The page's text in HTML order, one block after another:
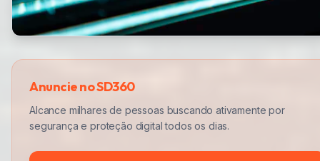
Anuncie no SD360
Alcance milhares de pessoas buscando ativamente por
segurança e proteção digital todos os dias.